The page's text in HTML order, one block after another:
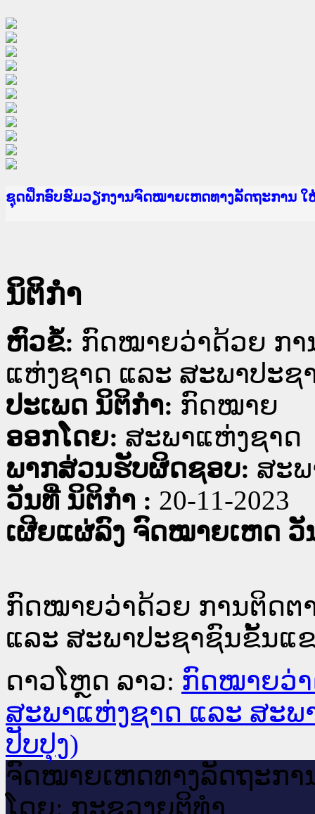
Ministry of Justice Lao PDR
ເຜີຍແຜ່ວັບໄຊຈົດໝາຍເຫດທາງລັດຖະການ ແລະ ແອັ
ກະຊວງຍຸຕິທຳ
ຊຸດຝຶກອົບຮົມວຽກງານຈົດໝາຍເຫດທາງລັດຖະການ
ກອງປະຊຸມທົບທວນຄືນການຈັດຕັ້ງປະຕິບັດວຽກງານຈົ
ຝຶກອົບຮົມ ຜູ່ປະສານງານວຽກງານຈົດໝາຍເຫດທາງລັ
ຝຶກອົບຮົມ ຜູ່ປະສານງານວຽກງານຈົດໝາຍເຫດທາງລັ
ເຜີຍແຜ່ແອັບກົດໝາຍລາວ ແລະ ເວັບໄຊຈົດໝາຍເຫດ
ເຜີຍແຜ່ແອັບກົດໝາຍລາວ ແລະ ເວັບໄຊຈົດໝາຍເຫດ
ຍົກລະດັບວຽກງານຈົດໝາຍເຫດທາງລັດຖະການໃຫ້ຜູ້
ຊຸດຝຶກອົບຮົມວຽກງານຈົດໝາຍເຫດທາງລັດຖະການ ໃ
ນິຕິກໍາ
ຫົວຂໍ້: ກົດໝາຍວ່າດ້ວຍ ກາ
ແຫ່ງຊາດ ແລະ ສະພາປະຊ
ປະເພດ ນິຕິກໍາ: ກົດໝາຍ
ອອກໂດຍ: ສະພາແຫ່ງຊາດ
ພາກສ່ວນຮັບຜິດຊອບ: ສະ
ວັນທີ່ ນິຕິກໍາ : 20-11-2023
ເຜີຍແຜ່ລົງ ຈົດໝາຍເຫດ ວັ
ກົດໝາຍວ່າດ້ວຍ ການຕິດຕ
ແລະ ສະພາປະຊາຊົນຂັ້ນແ
ດາວໂຫຼດ ລາວ: ກົດໝາຍວ່າ
ສະພາແຫ່ງຊາດ ແລະ ສະ
ປັບປຸງ)
ຈົດ​ໝາຍ​ເຫດ​ທາງ​ລັດ​ຖະ​ກາ
ໂດຍ: ກະ​ຊວງຍຸ​ຕິ​ທຳ